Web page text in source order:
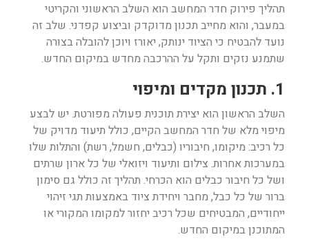
תהליך פירוק חדר המחשב הוא השלב הראשוני והקריטי
במעבר, והוא מחייב תכנון מדוקדק וביצוע קפדני. שלב זה
נועד להבטיח כי הציוד ינותק, יאורז ויוכן להובלה בצורה
שתמנע נזקים ותקל על ההרכבה מחדש במיקום החדש.
1. תכנון מקדים ומיפוי
השלב הראשון הוא יצירת תוכנית פעולה מפורטת. יש לבצע
מיפוי מלא של חדר המחשב הקיים, כולל תיעוד מדויק של
כל רכיב: מיקומו, חיבוריו (כבלים, חשמל, רשת) והתלות שלו
במערכות אחרות. צילום ותיעוד ויזואלי של כל ארון שרתים
ושל כל חיבור כבלים הוא הכרחי. תהליך זה כולל גם סימון
ברור של כל כבל, מחבר ויחידת ציוד באמצעות תגי זיהוי
ייחודיים, המבטיחים שכל רכיב יחזור למקומו המקורי או
המתוכנן במיקום החדש.